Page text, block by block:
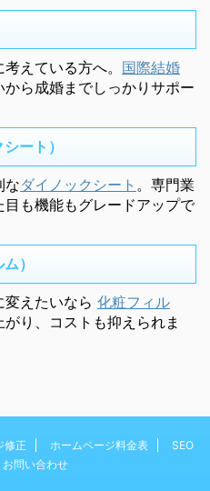
えている方へ。 国際結婚
ら成婚までしっかりサポー
ート）
なダイノックシート 。専門業
も機能もグレードアップで
）
えたいなら 化粧フィル
り、コストも抑えられま
修正 ホームページ料金表
SEO
お問い合わせ